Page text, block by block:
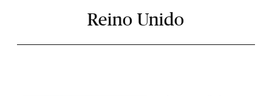
Reino Unido